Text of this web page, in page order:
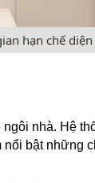
hạn chế
nhà. Hệ
bật những